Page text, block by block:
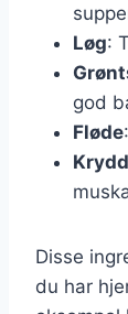
Løg:
god
Fløde
Disse
du har